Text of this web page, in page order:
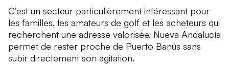
C’est un secteur particulièrement intéressant pour
les familles, les amateurs de golf et les acheteurs qui
recherchent une adresse valorisée. Nueva Andalucía
permet de rester proche de Puerto Banús sans
subir directement son agitation.